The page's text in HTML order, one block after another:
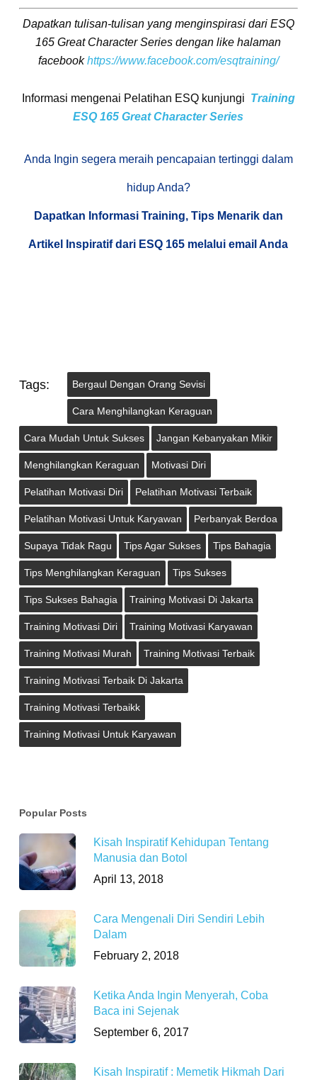
Dapatkan tulisan-tulisan yang menginspirasi dari ESQ
165 Great Character Series dengan like halaman
facebookhttps://www.facebook.com/esqtraining/
Informasi mengenai Pelatihan ESQ kunjungi Training
ESQ 165 Great Character Series
Anda Ingin segera meraih pencapaian tertinggi dalam
hidup Anda?
Dapatkan Informasi Training, Tips Menarik dan
Artikel Inspiratif dari ESQ 165 melalui email Anda
Tags: Bergaul Dengan Orang Sevisi
Cara Menghilangkan Keraguan
Cara Mudah Untuk Sukses Jangan Kebanyakan Mikir
Menghilangkan Keraguan Motivasi Diri
Pelatihan Motivasi Diri Pelatihan Motivasi Terbaik
Pelatihan Motivasi Untuk Karyawan Perbanyak Berdoa
Supaya Tidak Ragu Tips Agar Sukses Tips Bahagia
Tips Menghilangkan Keraguan Tips Sukses
Tips Sukses Bahagia Training Motivasi Di Jakarta
Training Motivasi Diri Training Motivasi Karyawan
Training Motivasi Murah Training Motivasi Terbaik
Training Motivasi Terbaik Di Jakarta
Training Motivasi Terbaikk
Training Motivasi Untuk Karyawan
Popular Posts
Kisah Inspiratif Kehidupan Tentang
Manusia dan Botol
April 13, 2018
Cara Mengenali Diri Sendiri Lebih
Dalam
February 2, 2018
Ketika Anda Ingin Menyerah, Coba
Baca ini Sejenak
September 6, 2017
Kisah Inspiratif : Memetik Hikmah Dari